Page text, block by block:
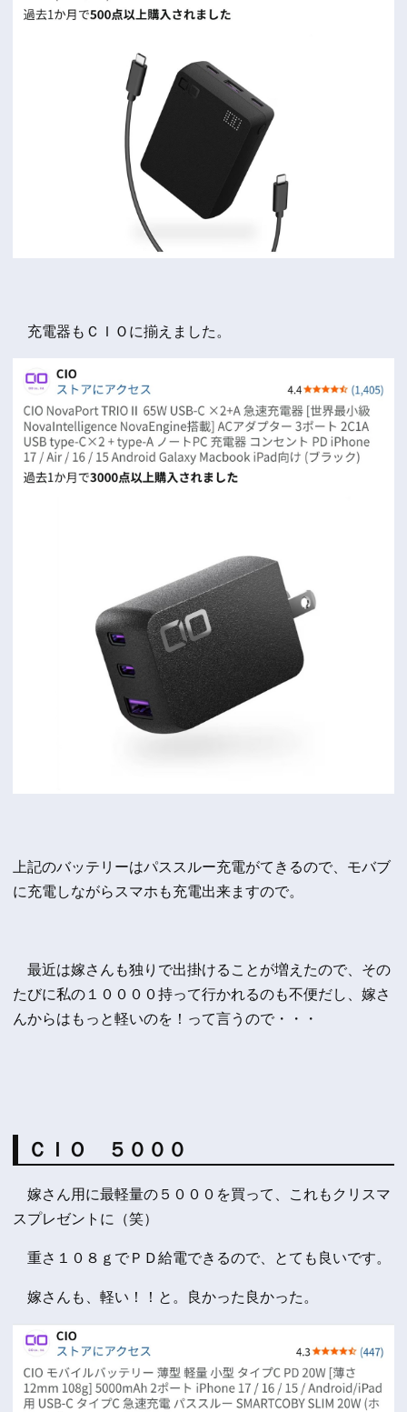
充電器もＣＩＯに揃えました。
上記のバッテリーはパススルー充電がてきるので、モバブ
に充電しながらスマホも充電出来ますので。
最近は嫁さんも独りで出掛けることが増えたので、その
たびに私の１００００持って行かれるのも不便だし、嫁さ
んからはもっと軽いのを！って言うので・・・
ＣＩＯ ５０００
嫁さん用に最軽量の５０００を買って、これもクリスマ
スプレゼントに（笑）
重さ１０８ｇでＰＤ給電できるので、とても良いです。
嫁さんも、軽い！！と。良かった良かった。